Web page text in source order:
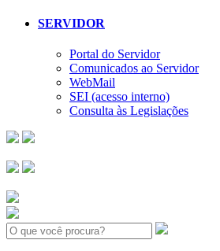
SERVIDOR
Portal do Servidor
Comunicados ao Servidor
WebMail
SEI (acesso interno)
Consulta às Legislações
Search: